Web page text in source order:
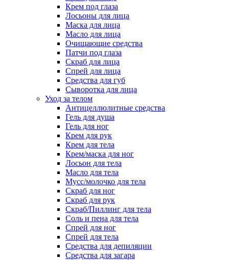
Крем под глаза
Лосьоны для лица
Маска для лица
Масло для лица
Очищающие средства
Патчи под глаза
Скраб для лица
Спрей для лица
Средства для губ
Сыворотка для лица
Уход за телом
Антицеллюлитные средства
Гель для душа
Гель для ног
Крем для рук
Крем для тела
Крем/маска для ног
Лосьон для тела
Масло для тела
Мусс/молочко для тела
Скраб для ног
Скраб для рук
Скраб/Пиллинг для тела
Соль и пена для тела
Спрей для ног
Спрей для тела
Средства для депиляции
Средства для загара